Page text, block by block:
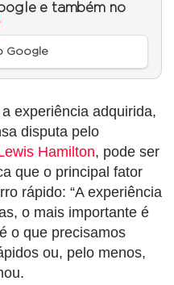
e também no
Google
experiência adquirida,
disputa pelo
Hamilton, pode ser
que o principal fator
rápido: “A experiência
o mais importante é
o que precisamos
ou, pelo menos,